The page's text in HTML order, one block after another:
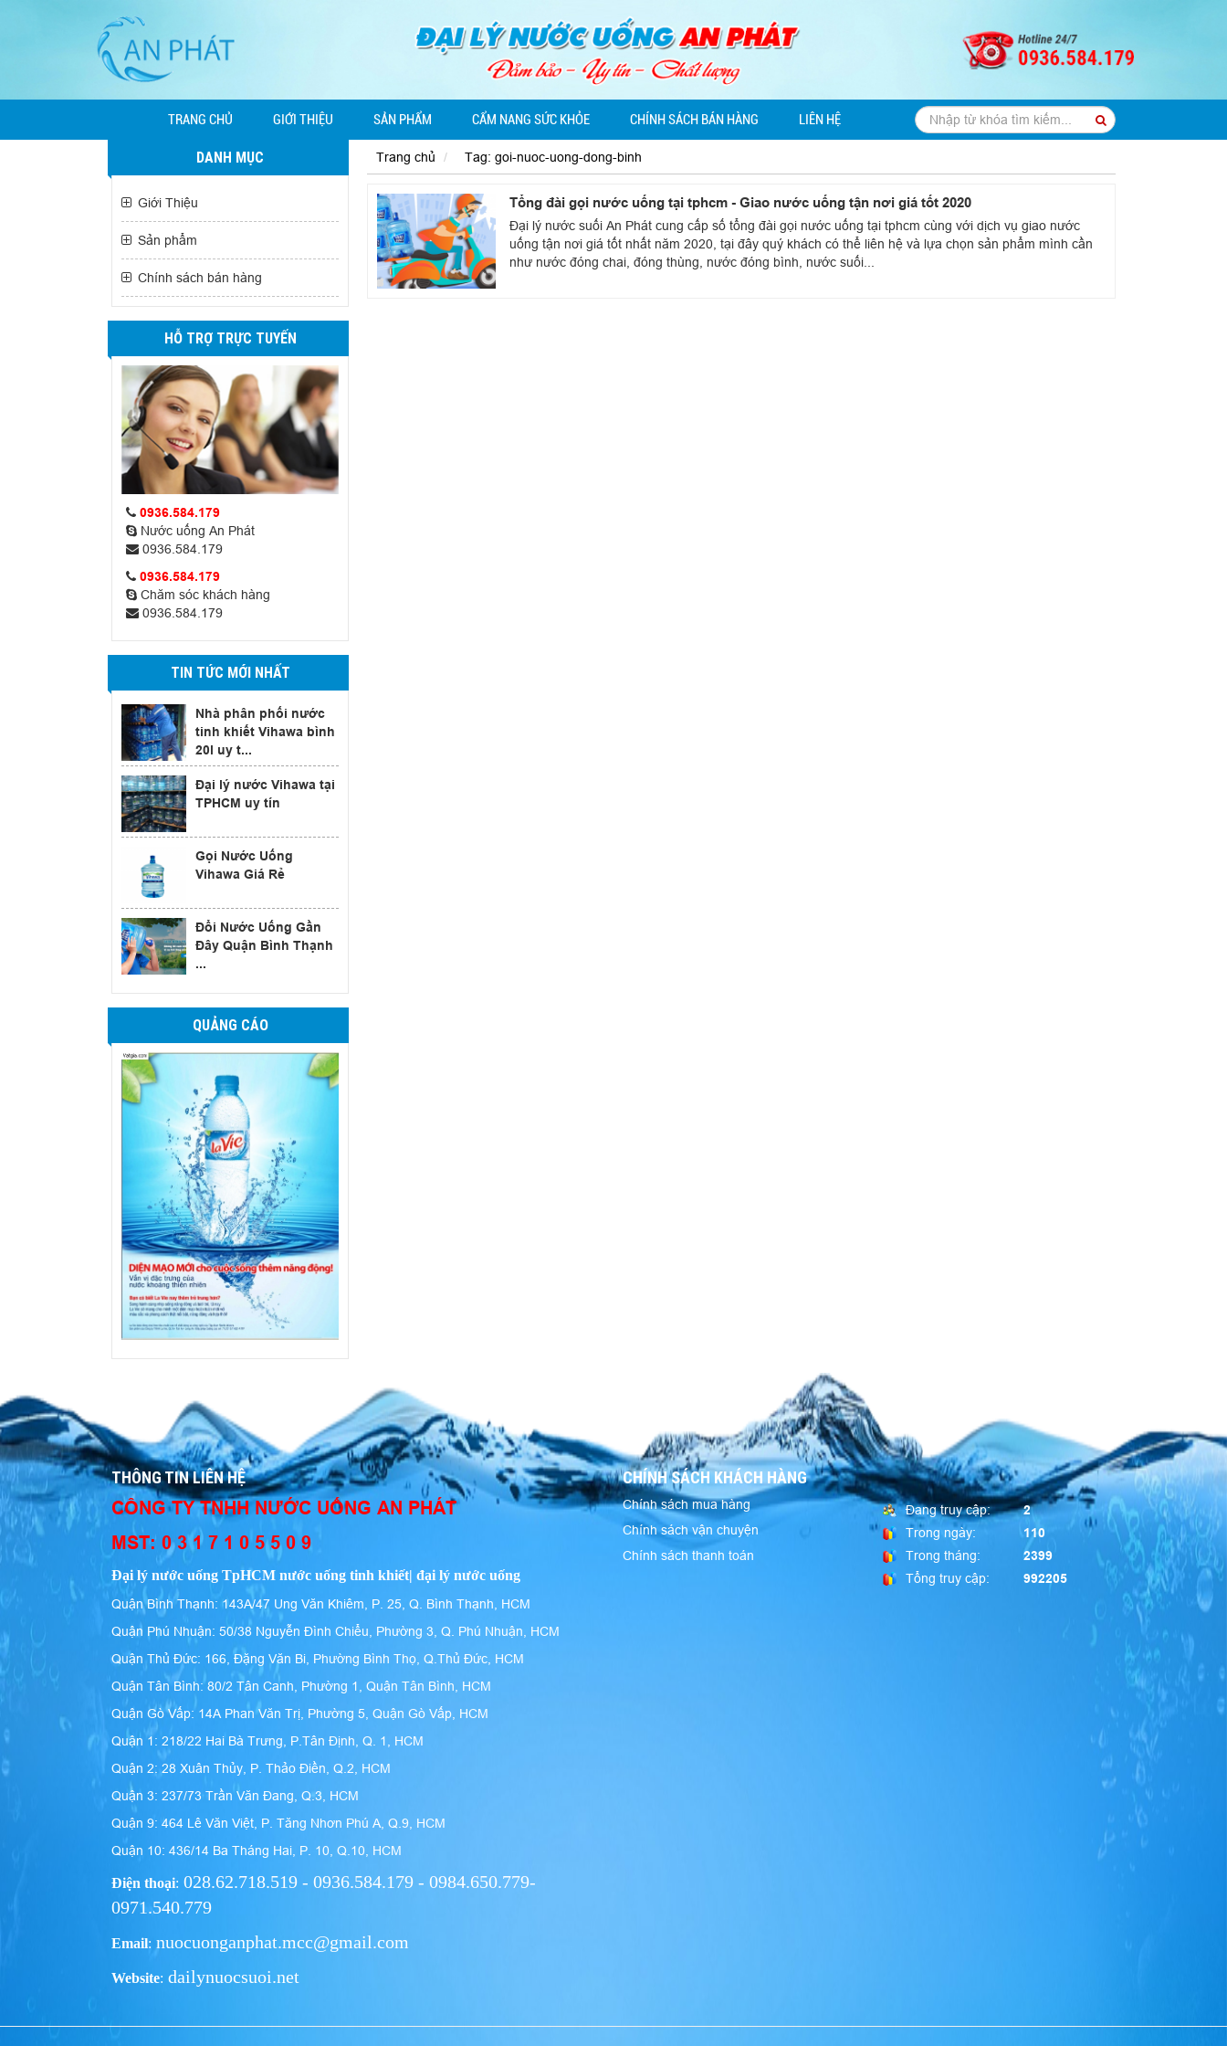
TRANG CHỦ GIỚI THIỆU SẢN PHẨM CẨM NANG SỨC KHỎE CHÍNH SÁCH BÁN HÀNG LIÊN HỆ
DANH MỤC
Giới Thiệu
Sản phẩm
Chính sách bán hàng
HỖ TRỢ TRỰC TUYẾN
0936.584.179
Nước uống An Phát
0936.584.179
0936.584.179
Chăm sóc khách hàng
0936.584.179
TIN TỨC MỚI NHẤT
Nhà phân phối nước
tinh khiết Vihawa bình
20l uy t...
Đại lý nước Vihawa tại
TPHCM uy tín
Gọi Nước Uống
Vihawa Giá Rẻ
Đổi Nước Uống Gần
Đây Quận Bình Thạnh
...
QUẢNG CÁO
Trang chủ Tag: goi-nuoc-uong-dong-binh
Tổng đài gọi nước uống tại tphcm - Giao nước uống tận nơi giá tốt 2020
Đại lý nước suối An Phát cung cấp số tổng đài gọi nước uống tại tphcm cùng với dịch vụ giao nước
uống tận nơi giá tốt nhất năm 2020, tại đây quý khách có thể liên hệ và lựa chọn sản phẩm mình cần
như nước đóng chai, đóng thùng, nước đóng bình, nước suối...
THÔNG TIN LIÊN HỆ
CÔNG TY TNHH NƯỚC UỐNG AN PHÁT
MST: 0 3 1 7 1 0 5 5 0 9
Đại lý nước uống TpHCM nước uống tinh khiết| đại lý nước uống
Quận Bình Thạnh: 143A/47 Ung Văn Khiêm, P. 25, Q. Bình Thạnh, HCM
Quận Phú Nhuận: 50/38 Nguyễn Đình Chiểu, Phường 3, Q. Phú Nhuận, HCM
Quận Thủ Đức: 166, Đặng Văn Bi, Phường Bình Thọ, Q.Thủ Đức, HCM
Quận Tân Bình: 80/2 Tân Canh, Phường 1, Quận Tân Bình, HCM
Quận Gò Vấp: 14A Phan Văn Trị, Phường 5, Quận Gò Vấp, HCM
Quận 1: 218/22 Hai Bà Trưng, P.Tân Định, Q. 1, HCM
Quận 2: 28 Xuân Thủy, P. Thảo Điền, Q.2, HCM
Quận 3: 237/73 Trần Văn Đang, Q.3, HCM
Quận 9: 464 Lê Văn Việt, P. Tăng Nhơn Phú A, Q.9, HCM
Quận 10: 436/14 Ba Tháng Hai, P. 10, Q.10, HCM
Điện thoại: 028.62.718.519 - 0936.584.179 - 0984.650.779-
0971.540.779
Email: nuocuonganphat.mcc@gmail.com
Website: dailynuocsuoi.net
CHÍNH SÁCH KHÁCH HÀNG
Chính sách mua hàng
Chính sách vận chuyện
Chính sách thanh toán
Đang truy cập:
2
Trong ngày:
110
Trong tháng:
2399
Tổng truy cập:
992205